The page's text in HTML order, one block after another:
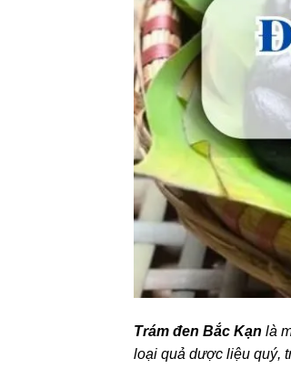
Trám đen Bắc Kạn là
loại quả dược liệu quý,